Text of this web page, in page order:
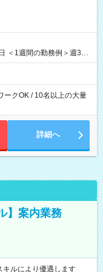
＜1週間の勤務例＞週3回
時にお仕事
ークOK / 10名以上の大量
詳細へ
】案内業務
ルにより優遇します